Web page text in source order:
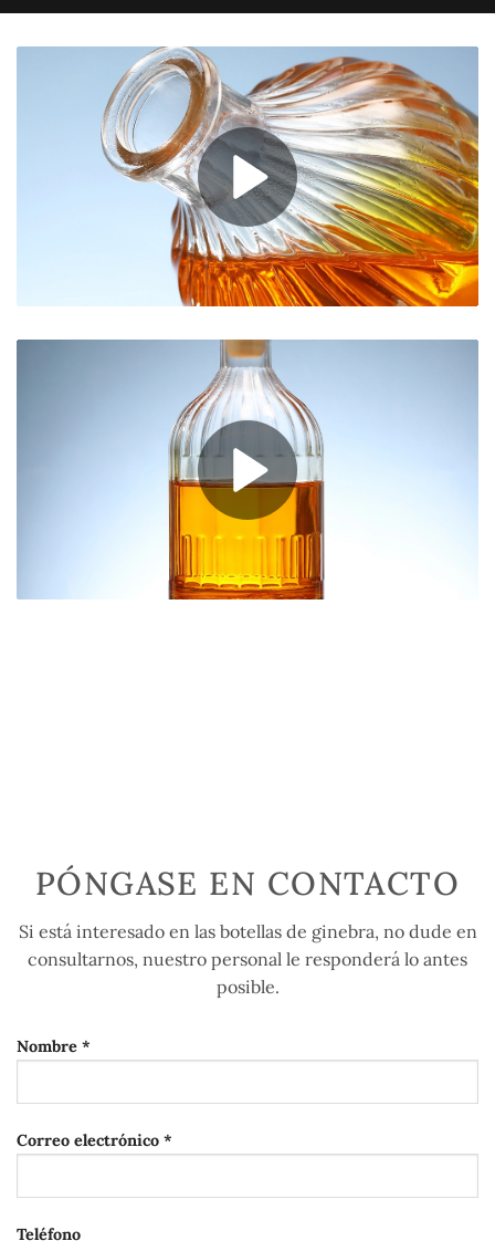
PÓNGASE EN CONTACTO
Si está interesado en las botellas de ginebra, no dude en
consultarnos, nuestro personal le responderá lo antes
posible.
Nombre *
Correo electrónico *
Teléfono